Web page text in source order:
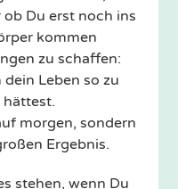
Du erst noch ins
kommen
zu schaffen:
Leben so zu
hättest.
morgen, sondern
Ergebnis.
stehen, wenn Du